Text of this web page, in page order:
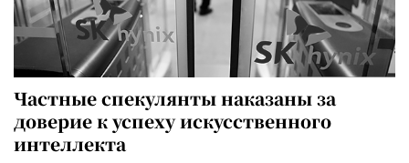
Частные спекулянты наказаны за
доверие к успеху искусственного
интеллекта